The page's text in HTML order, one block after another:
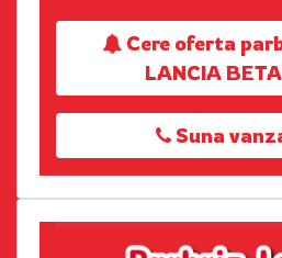
Cere oferta
LANCIA
Suna